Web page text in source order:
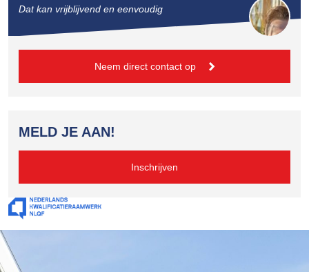
Dat kan vrijblijvend en eenvoudig
Neem direct contact op
MELD JE AAN!
Inschrijven